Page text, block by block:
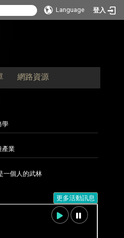
Language 登入
網路資源
學
產業
一個人的武林
更多活動訊息